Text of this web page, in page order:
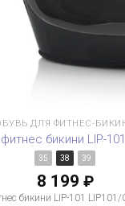
ДЛЯ ФИТНЕС-
бикини LIP-
35 38 39
8 199 ₽
бикини LIP-101 LIP101/